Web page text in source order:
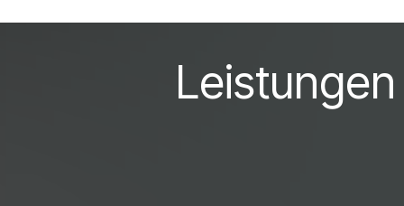
&
Leistungen